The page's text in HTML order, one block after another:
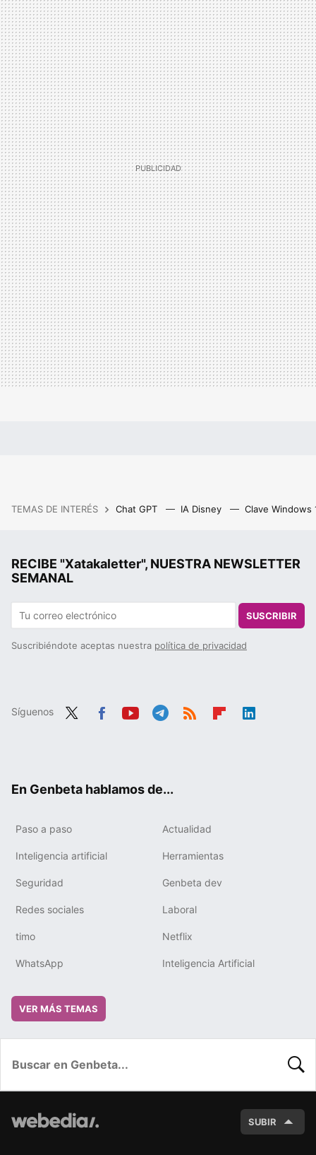
TEMAS DE INTERÉS Chat GPT IA Disney Clave Windows
RECIBE "Xatakaletter", NUESTRA NEWSLETTER
SEMANAL
SUSCRIBIR
Suscribiéndote aceptas nuestra política de privacidad
Síguenos
En Genbeta hablamos de...
Paso a paso Actualidad
Inteligencia artificial Herramientas
Seguridad Genbeta dev
Redes sociales Laboral
timo Netflix
WhatsApp Inteligencia Artificial
VER MÁS TEMAS
SUBIR